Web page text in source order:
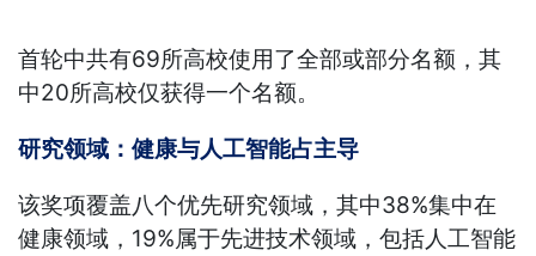
首轮中共有69所高校使用了全部或部分名额，其
中20所高校仅获得一个名额。
研究领域：健康与人工智能占主导
该奖项覆盖八个优先研究领域，其中38%集中在
健康领域，19%属于先进技术领域，包括人工智能